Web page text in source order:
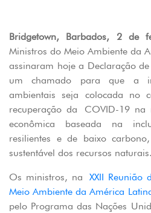
Bridgetown, Barbados, 2 de
Ministros do Meio Ambiente da
assinaram hoje a Declaração
um chamado para que a
ambientais seja colocada no
recuperação da COVID-19 na
econômica baseada na
resilientes e de baixo
sustentável dos recursos naturais.
Os ministros, na XXII Reunião
Meio Ambiente da América
pelo Programa das Nações